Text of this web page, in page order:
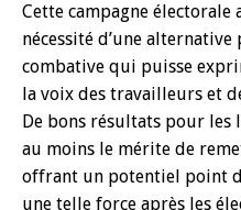
Cette campagne
nécessité d’une
combative qui puisse
la voix des travailleurs et
De bons résultats pour les
au moins le mérite de
offrant un potentiel point
une telle force après les